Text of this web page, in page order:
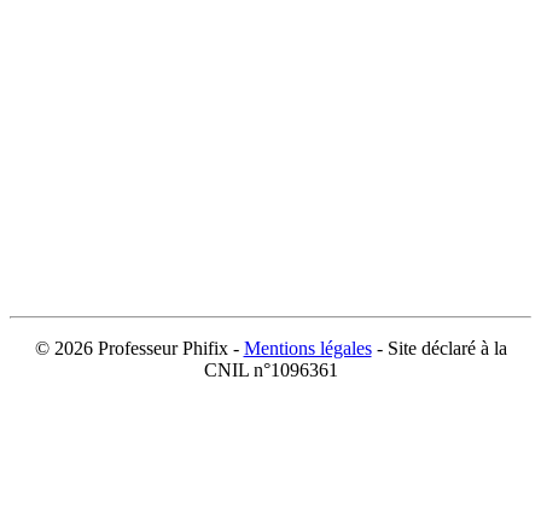
© 2026 Professeur Phifix - Mentions légales- Site déclaré à la
CNIL n°1096361